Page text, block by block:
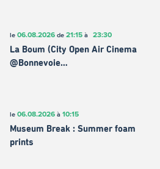
le 06.08.2026de 21:15à 23:30
La Boum (City Open Air Cinema
@Bonnevoie…
le 06.08.2026à 10:15
Museum Break : Summer foam
prints